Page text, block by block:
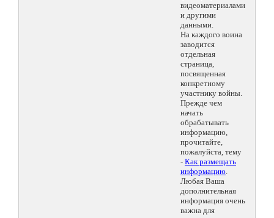
видеоматериалами
и другими
данными.
На каждого воина
заводится
отдельная
страница,
посвященная
конкретному
участнику войны.
Прежде чем
начать
обрабатывать
информацию,
прочитайте,
пожалуйста, тему
- Как размещать
информацию.
Любая Ваша
дополнительная
информация очень
важна для